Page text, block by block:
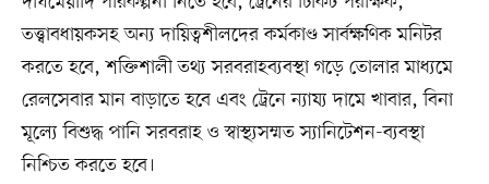
তত্ত্বাবধায়কসহ অন্য দায়িত্বশীলদের কর্মকাণ্ড সার্বক্ষণিক মনিটর
করতে হবে, শক্তিশালী তথ্য সরবরাহব্যবস্থা গড়ে তোলার মাধ্যমে
রেলসেবার মান বাড়াতে হবে এবং ট্রেনে ন্যায্য দামে খাবার, বিনা
মূল্যে বিশুদ্ধ পানি সরবরাহ ও স্বাস্থ্যসম্মত স্যানিটেশন-ব্যবস্থা
নিশ্চিত করতে হবে।